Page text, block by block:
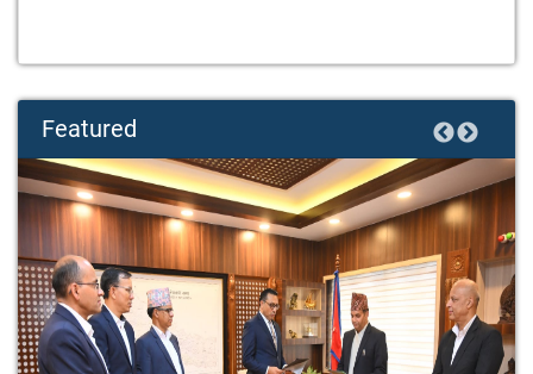
Featured